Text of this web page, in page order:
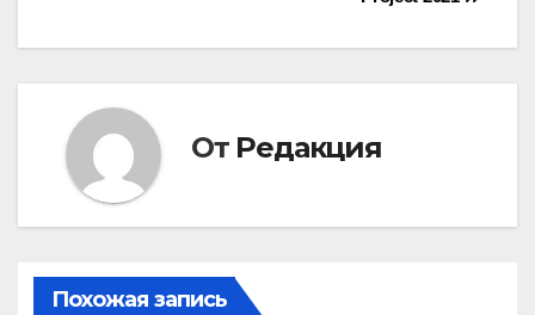
От Редакция
Похожая запись